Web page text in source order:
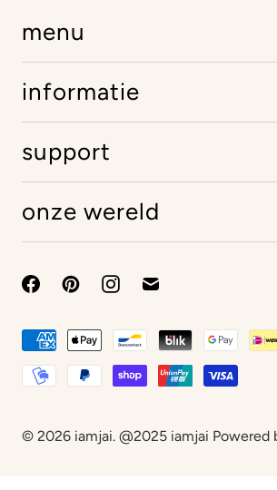
menu
informatie
support
onze wereld
© 2026 iamjai. @2025 iamjai Powered